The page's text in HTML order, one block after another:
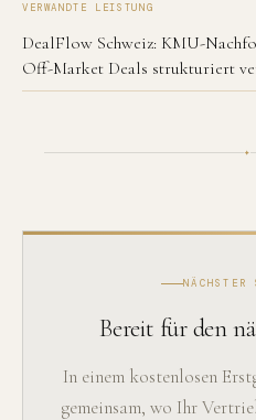
VERWANDTE LEISTUNG
DealFlow Schweiz: KMU-
Off-Market Deals strukturiert
✦
NÄCHSTER
Bereit für den
In einem kostenlosen
gemeinsam, wo Ihr